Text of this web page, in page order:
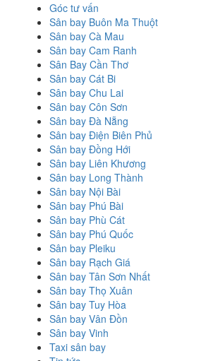
Góc tư vấn
Sân bay Buôn Ma Thuột
Sân bay Cà Mau
Sân bay Cam Ranh
Sân Bay Cần Thơ
Sân bay Cát Bi
Sân bay Chu Lai
Sân bay Côn Sơn
Sân bay Đà Nẵng
Sân bay Điện Biên Phủ
Sân bay Đồng Hới
Sân bay Liên Khương
Sân bay Long Thành
Sân bay Nội Bài
Sân bay Phú Bài
Sân bay Phù Cát
Sân bay Phú Quốc
Sân bay Pleiku
Sân bay Rạch Giá
Sân bay Tân Sơn Nhất
Sân bay Thọ Xuân
Sân bay Tuy Hòa
Sân bay Vân Đồn
Sân bay Vinh
Taxi sân bay